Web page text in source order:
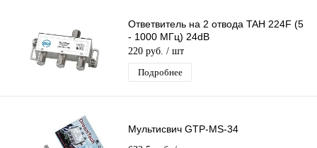
Ответвитель на 2 отвода TAH 224F (5
- 1000 МГц) 24dB
220 руб. / шт
Подробнее
Мультисвич GTP-MS-34